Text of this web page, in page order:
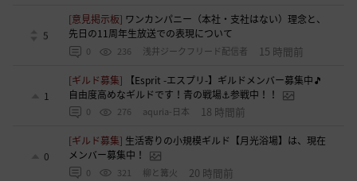
5
[意見掲示板] ワンカンパニー（本社・支社はない）理念と、
先日の11周年生放送での表現について
0 236 浅井ジークフリード配信者 15 時間前
1
[ギルド募集]
【Esprit -エスプリ-】ギルドメンバー募集中🎵
自由度高めなギルドです！青の戦場⚓参戦中！！
0 276 aquria-日本 18 時間前
0
[ギルド募集] 生活寄りの小規模ギルド【月光浴場】は、現在
メンバー募集中！
0 321 柳と篝火 20 時間前